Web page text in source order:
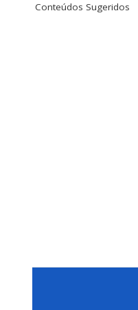
Conteúdos Sugeridos